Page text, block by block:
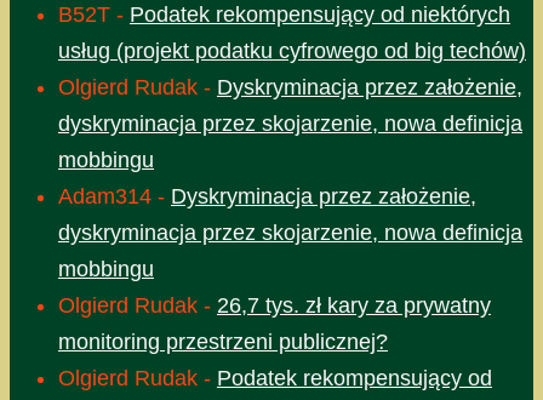
B52T - Podatek rekompensujący od niektórych
usług (projekt podatku cyfrowego od big techów)
Olgierd Rudak - Dyskryminacja przez założenie,
dyskryminacja przez skojarzenie, nowa definicja
mobbingu
Adam314 - Dyskryminacja przez założenie,
dyskryminacja przez skojarzenie, nowa definicja
mobbingu
Olgierd Rudak - 26,7 tys. zł kary za prywatny
monitoring przestrzeni publicznej?
Olgierd Rudak - Podatek rekompensujący od